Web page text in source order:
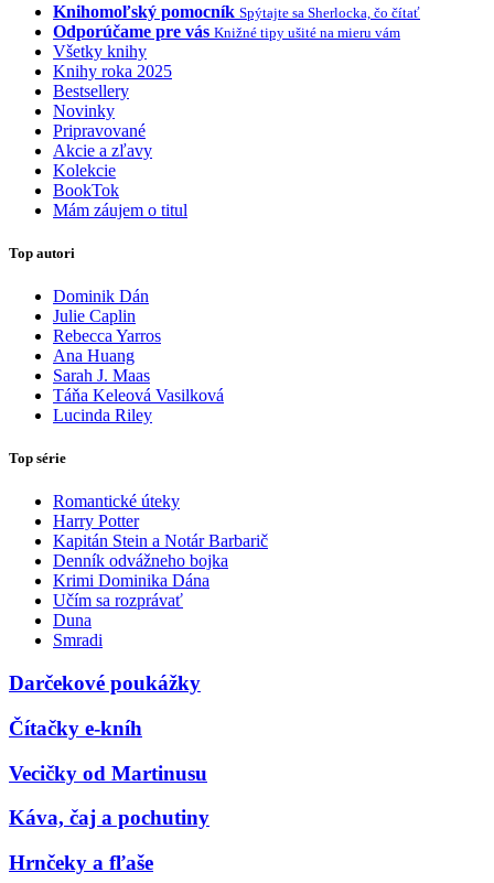
Knihomoľský pomocník Spýtajte sa Sherlocka, čo čítať
Odporúčame pre vás Knižné tipy ušité na mieru vám
Všetky knihy
Knihy roka 2025
Bestsellery
Novinky
Pripravované
Akcie a zľavy
Kolekcie
BookTok
Mám záujem o titul
Top autori
Dominik Dán
Julie Caplin
Rebecca Yarros
Ana Huang
Sarah J. Maas
Táňa Keleová Vasilková
Lucinda Riley
Top série
Romantické úteky
Harry Potter
Kapitán Stein a Notár Barbarič
Denník odvážneho bojka
Krimi Dominika Dána
Učím sa rozprávať
Duna
Smradi
Darčekové poukážky
Čítačky e-kníh
Vecičky od Martinusu
Káva, čaj a pochutiny
Hrnčeky a fľaše